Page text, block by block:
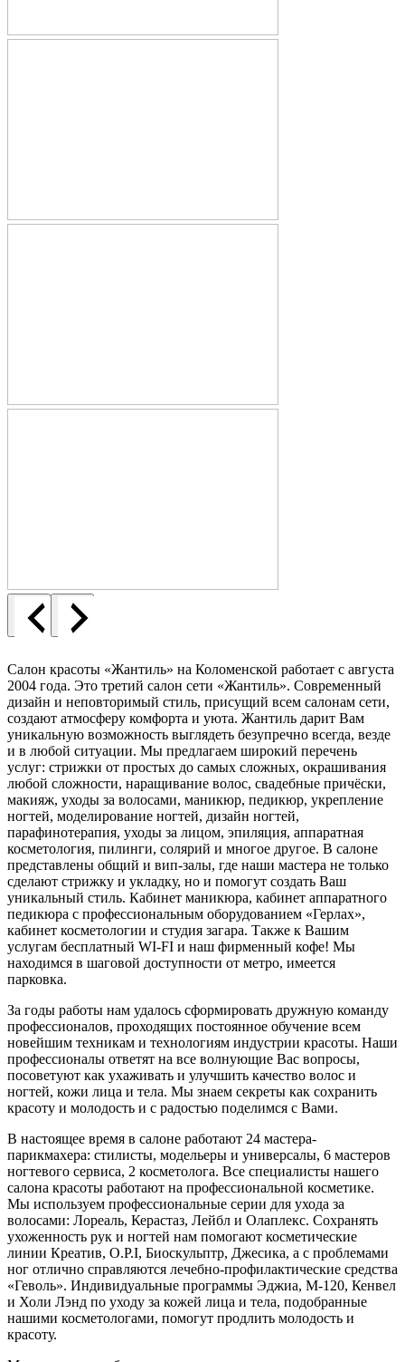
Салон красоты «Жантиль» на Коломенской работает с августа
2004 года. Это третий салон сети «Жантиль». Современный
дизайн и неповторимый стиль, присущий всем салонам сети,
создают атмосферу комфорта и уюта. Жантиль дарит Вам
уникальную возможность выглядеть безупречно всегда, везде
и в любой ситуации. Мы предлагаем широкий перечень
услуг: стрижки от простых до самых сложных, окрашивания
любой сложности, наращивание волос, свадебные причёски,
макияж, уходы за волосами, маникюр, педикюр, укрепление
ногтей, моделирование ногтей, дизайн ногтей,
парафинотерапия, уходы за лицом, эпиляция, аппаратная
косметология, пилинги, солярий и многое другое. В салоне
представлены общий и вип-залы, где наши мастера не только
сделают стрижку и укладку, но и помогут создать Ваш
уникальный стиль. Кабинет маникюра, кабинет аппаратного
педикюра с профессиональным оборудованием «Герлах»,
кабинет косметологии и студия загара. Также к Вашим
услугам бесплатный WI-FI и наш фирменный кофе! Мы
находимся в шаговой доступности от метро, имеется
парковка.
За годы работы нам удалось сформировать дружную команду
профессионалов, проходящих постоянное обучение всем
новейшим техникам и технологиям индустрии красоты. Наши
профессионалы ответят на все волнующие Вас вопросы,
посоветуют как ухаживать и улучшить качество волос и
ногтей, кожи лица и тела. Мы знаем секреты как сохранить
красоту и молодость и с радостью поделимся с Вами.
В настоящее время в салоне работают 24 мастера-
парикмахера: стилисты, модельеры и универсалы, 6 мастеров
ногтевого сервиса, 2 косметолога. Все специалисты нашего
салона красоты работают на профессиональной косметике.
Мы используем профессиональные серии для ухода за
волосами: Лореаль, Керастаз, Лейбл и Олаплекс. Сохранять
ухоженность рук и ногтей нам помогают косметические
линии Креатив, O.P.I, Биоскульптр, Джесика, а с проблемами
ног отлично справляются лечебно-профилактические средства
«Геволь». Индивидуальные программы Эджиа, М-120, Кенвел
и Холи Лэнд по уходу за кожей лица и тела, подобранные
нашими косметологами, помогут продлить молодость и
красоту.